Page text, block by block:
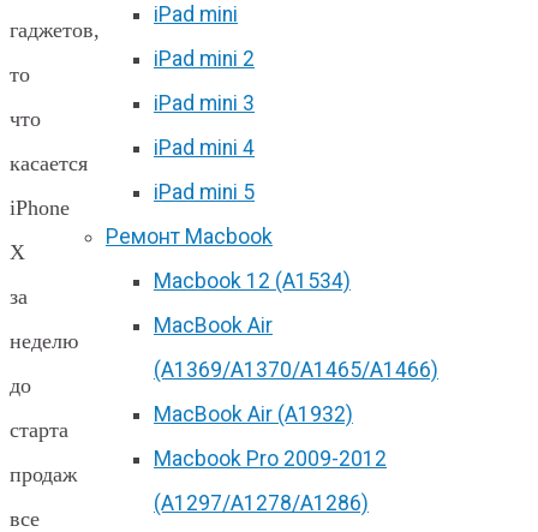
iPad mini
iPad mini 2
iPad mini 3
iPad mini 4
iPad mini 5
Ремонт Macbook
Macbook 12 (А1534)
MacBook Air
(A1369/A1370/A1465/A1466)
MacBook Air (A1932)
Macbook Pro 2009-2012
(A1297/A1278/A1286)
гаджетов,
то
что
касается
iPhone
X
за
неделю
до
старта
продаж
все